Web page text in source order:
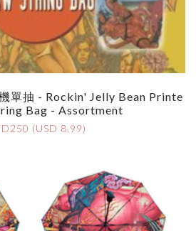
單抽 - Rockin' Jelly Bean Printe
Bag - Assortment
(USD 8.99)